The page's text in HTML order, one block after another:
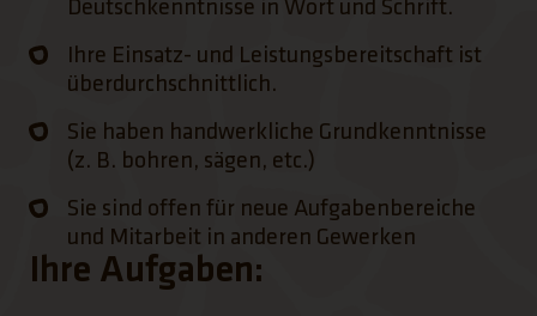
Deutschkenntnisse in Wort und Schrift.
Ihre Einsatz- und Leistungsbereitschaft ist
überdurchschnittlich.
Sie haben handwerkliche Grundkenntnisse
(z. B. bohren, sägen, etc.)
Sie sind offen für neue Aufgabenbereiche
und Mitarbeit in anderen Gewerken
Ihre Aufgaben: